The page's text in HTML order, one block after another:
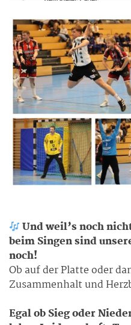
Und weil’s noch
beim Singen sind
noch!
Ob auf der Platte oder
Zusammenhalt und
Egal ob Sieg oder